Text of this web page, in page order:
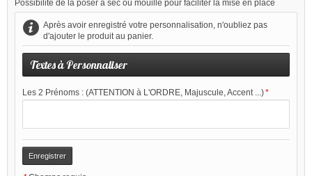
Possibilité de la poser à sec ou mouillé pour faciliter la mise en place
Après avoir enregistré votre personnalisation, n'oubliez pas
d'ajouter le produit au panier.
Textes à Personnaliser
Les 2 Prénoms : (ATTENTION à L'ORDRE, Majuscule, Accent ...)*